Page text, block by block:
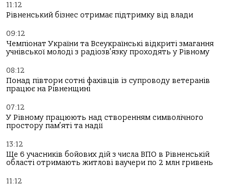
11:12
Рівненський бізнес отримає підтримку від влади
09:12
Чемпіонат України та Всеукраїнські відкриті змагання
учнівської молоді з радіозв’язку проходять у Рівному
08:12
Понад півтори сотні фахівців із супроводу ветеранів
працює на Рівненщині
07:12
У Рівному працюють над створенням символічного
простору пам’яті та надії
13:12
Ще 6 учасників бойових дій з числа ВПО в Рівненській
області отримають житлові ваучери по 2 млн гривень
11:12